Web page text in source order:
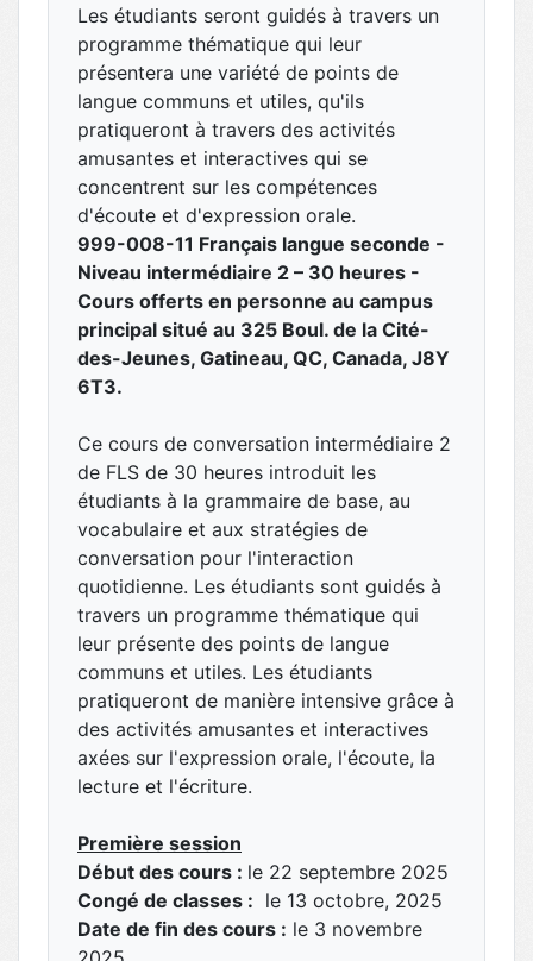
Les étudiants seront guidés à travers un
programme thématique qui leur
présentera une variété de points de
langue communs et utiles, qu'ils
pratiqueront à travers des activités
amusantes et interactives qui se
concentrent sur les compétences
d'écoute et d'expression orale.
999-008-11 Français langue seconde -
Niveau intermédiaire 2 – 30 heures -
Cours offerts en personne au campus
principal situé au 325 Boul. de la Cité-
des-Jeunes, Gatineau, QC, Canada, J8Y
6T3.
Ce cours de conversation intermédiaire 2
de FLS de 30 heures introduit les
étudiants à la grammaire de base, au
vocabulaire et aux stratégies de
conversation pour l'interaction
quotidienne. Les étudiants sont guidés à
travers un programme thématique qui
leur présente des points de langue
communs et utiles. Les étudiants
pratiqueront de manière intensive grâce à
des activités amusantes et interactives
axées sur l'expression orale, l'écoute, la
lecture et l'écriture.
Première session
Début des cours : le 22 septembre 2025
Congé de classes : le 13 octobre, 2025
Date de fin des cours : le 3 novembre